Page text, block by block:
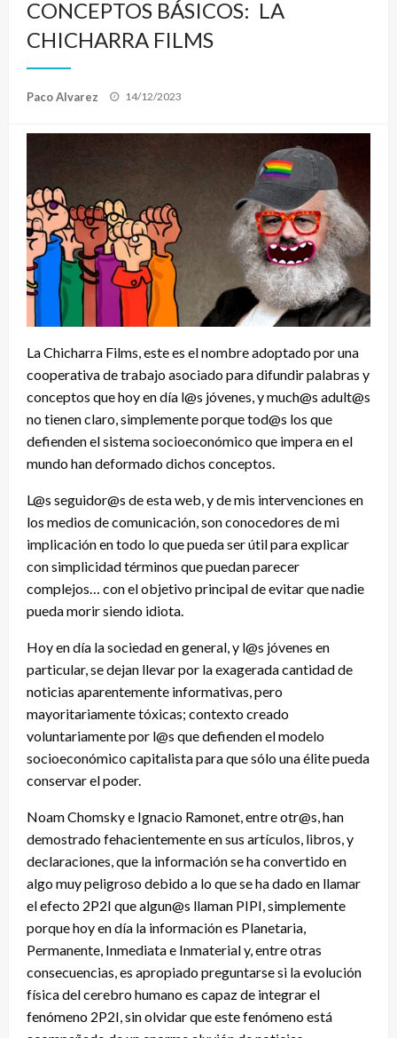
CONCEPTOS BÁSICOS: LA
CHICHARRA FILMS
Paco Alvarez
Publicado
14/12/2023
La Chicharra Films, este es el nombre adoptado por una
cooperativa de trabajo asociado para difundir palabras y
conceptos que hoy en día l@s jóvenes, y much@s adult@s
no tienen claro, simplemente porque tod@s los que
defienden el sistema socioeconómico que impera en el
mundo han deformado dichos conceptos.
L@s seguidor@s de esta web, y de mis intervenciones en
los medios de comunicación, son conocedores de mi
implicación en todo lo que pueda ser útil para explicar
con simplicidad términos que puedan parecer
complejos… con el objetivo principal de evitar que nadie
pueda morir siendo idiota.
Hoy en día la sociedad en general, y l@s jóvenes en
particular, se dejan llevar por la exagerada cantidad de
noticias aparentemente informativas, pero
mayoritariamente tóxicas; contexto creado
voluntariamente por l@s que defienden el modelo
socioeconómico capitalista para que sólo una élite pueda
conservar el poder.
Noam Chomsky e Ignacio Ramonet, entre otr@s, han
demostrado fehacientemente en sus artículos, libros, y
declaraciones, que la información se ha convertido en
algo muy peligroso debido a lo que se ha dado en llamar
el efecto 2P2I que algun@s llaman PIPI, simplemente
porque hoy en día la información es Planetaria,
Permanente, Inmediata e Inmaterial y, entre otras
consecuencias, es apropiado preguntarse si la evolución
física del cerebro humano es capaz de integrar el
fenómeno 2P2I, sin olvidar que este fenómeno está